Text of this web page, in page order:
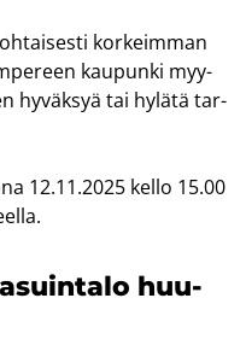
kor­keim­man
kau­pun­ki myy­
hy­väk­syä tai hy­lä­tä tar­
12.11.2025 kello 15.00
huu­